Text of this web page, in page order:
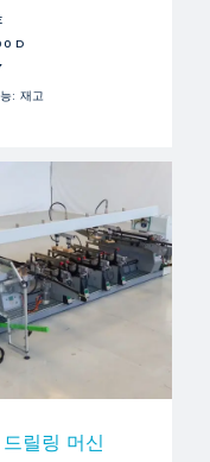
D
: 재고
릴링 머신